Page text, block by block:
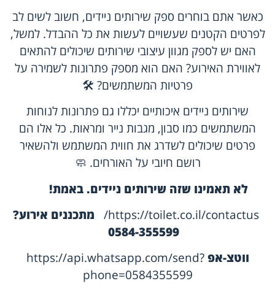
כאשר אתם בוחרים ספק שירותים ניידים, חשוב לשים לב
לפרטים הקטנים שעשויים לעשות את כל ההבדל. למשל,
האם יש לספק מגוון עיצובי שירותים שיכולים להתאים
לאווירת האירוע? האם הוא מספק פתרונות לשמירה על
פרטיות המשתמשים? 🛠️
שירותים ניידים איכותיים יכללו גם פתרונות לנוחות
המשתמשים כמו סבון, מגבות נייר ומראות. כל אלו הם
פרטים שיכולים לשדרג את חווית המשתמש ולהשאיר
רושם חיובי על האורחים. 🧼
לא תאמינו שזה שירותים ניידים. באמת!
https://toilet.co.il/contactus/
מתכננים אירוע?
ווטצ-אפhttps://api.whatsapp.com/send?
phone=0584355599